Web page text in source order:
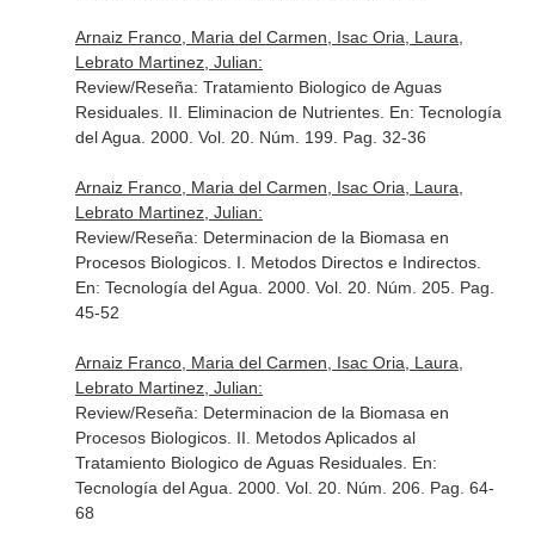
Arnaiz Franco, Maria del Carmen, Isac Oria, Laura,
Lebrato Martinez, Julian:
Review/Reseña: Tratamiento Biologico de Aguas
Residuales. II. Eliminacion de Nutrientes. En: Tecnología
del Agua . 2000. Vol. 20. Núm. 199. Pag. 32-36
Arnaiz Franco, Maria del Carmen, Isac Oria, Laura,
Lebrato Martinez, Julian:
Review/Reseña: Determinacion de la Biomasa en
Procesos Biologicos. I. Metodos Directos e Indirectos.
En: Tecnología del Agua . 2000. Vol. 20. Núm. 205. Pag.
45-52
Arnaiz Franco, Maria del Carmen, Isac Oria, Laura,
Lebrato Martinez, Julian:
Review/Reseña: Determinacion de la Biomasa en
Procesos Biologicos. II. Metodos Aplicados al
Tratamiento Biologico de Aguas Residuales. En:
Tecnología del Agua . 2000. Vol. 20. Núm. 206. Pag. 64-
68